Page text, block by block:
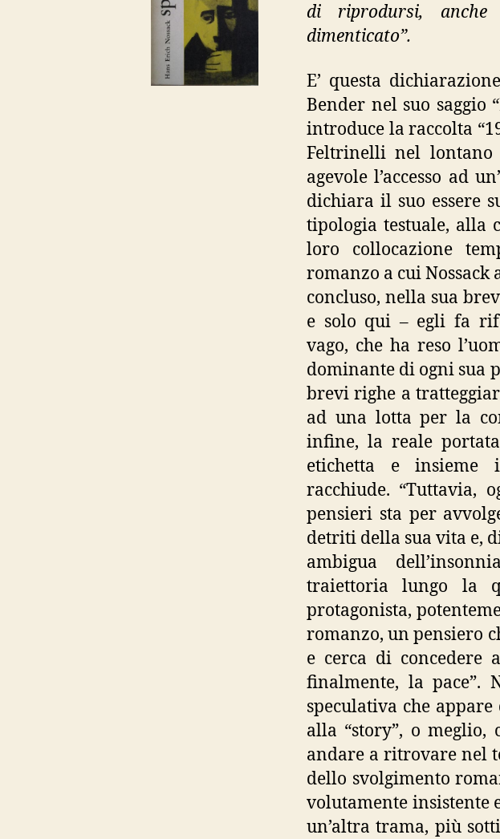
di riprodursi,
dimenticato”.
E’ questa
Bender nel suo saggio
introduce la raccolta
Feltrinelli nel lontano
agevole l’accesso ad
dichiara il suo essere
tipologia testuale, alla
loro collocazione
romanzo a cui
concluso, nella sua
e solo qui – egli fa
vago, che ha reso
dominante di ogni sua
brevi righe a
ad una lotta per la
infine, la reale
etichetta e insieme
racchiude. “Tuttavia,
pensieri sta per
detriti della sua vita e,
ambigua
traiettoria lungo la
protagonista,
romanzo, un pensiero
e cerca di concedere
finalmente, la pace”.
speculativa che
alla “story”, o
andare a ritrovare nel
dello svolgimento
volutamente
un’altra trama, più